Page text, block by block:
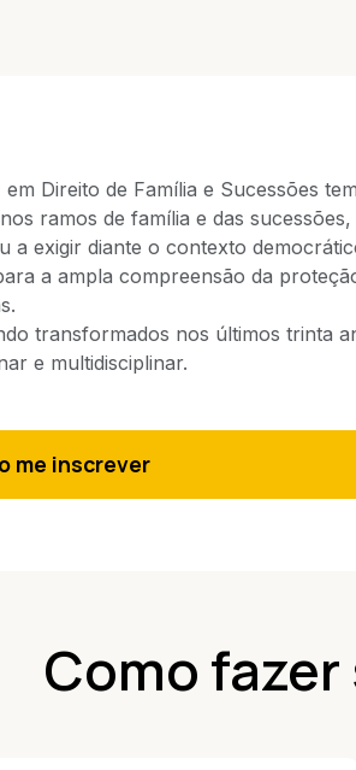
Direito de Família e Sucessões
ramos de família e das sucessões,
a exigir diante o contexto
a ampla compreensão da
transformados nos últimos trinta
e multidisciplinar.
me inscrever
Como